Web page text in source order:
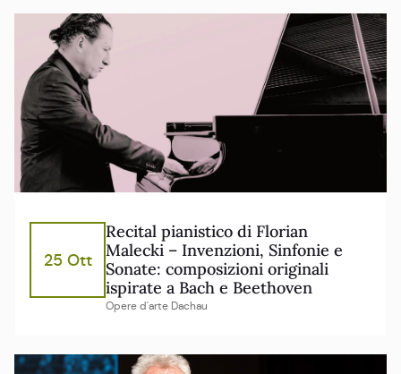
25 Ott
Recital pianistico di Florian
Malecki – Invenzioni, Sinfonie e
Sonate: composizioni originali
ispirate a Bach e Beethoven
Opere d'arte Dachau